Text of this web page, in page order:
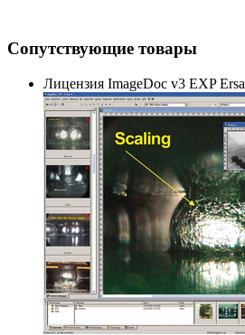
Сопутствующие товары
Лицензия ImageDoc v3 EXP Ersa